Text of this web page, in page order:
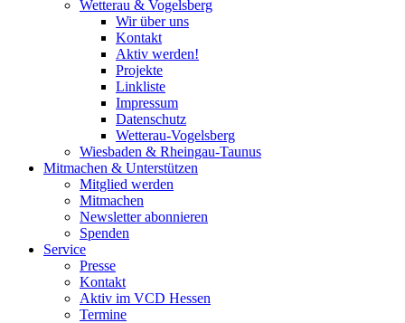
Wetterau & Vogelsberg
Wir über uns
Kontakt
Aktiv werden!
Projekte
Linkliste
Impressum
Datenschutz
Wetterau-Vogelsberg
Wiesbaden & Rheingau-Taunus
Mitmachen & Unterstützen
Mitglied werden
Mitmachen
Newsletter abonnieren
Spenden
Service
Presse
Kontakt
Aktiv im VCD Hessen
Termine